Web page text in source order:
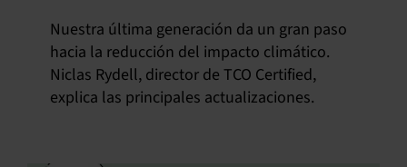
Nuestra última generación da un gran paso
hacia la reducción del impacto climático.
Niclas Rydell, director de TCO Certified,
explica las principales actualizaciones.